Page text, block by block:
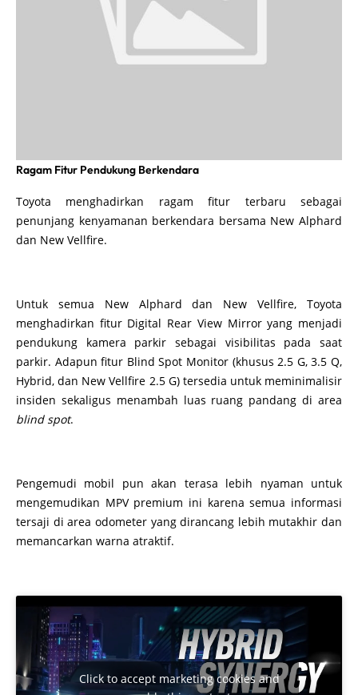
Ragam Fitur Pendukung Berkendara
Toyota menghadirkan ragam fitur terbaru sebagai
penunjang kenyamanan berkendara bersama New Alphard
dan New Vellfire.
Untuk semua New Alphard dan New Vellfire, Toyota
menghadirkan fitur Digital Rear View Mirror yang menjadi
pendukung kamera parkir sebagai visibilitas pada saat
parkir. Adapun fitur Blind Spot Monitor (khusus 2.5 G, 3.5 Q,
Hybrid, dan New Vellfire 2.5 G) tersedia untuk meminimalisir
insiden sekaligus menambah luas ruang pandang di area
blind spot.
Pengemudi mobil pun akan terasa lebih nyaman untuk
mengemudikan MPV premium ini karena semua informasi
tersaji di area odometer yang dirancang lebih mutakhir dan
memancarkan warna atraktif.
Click to accept marketing cookies and